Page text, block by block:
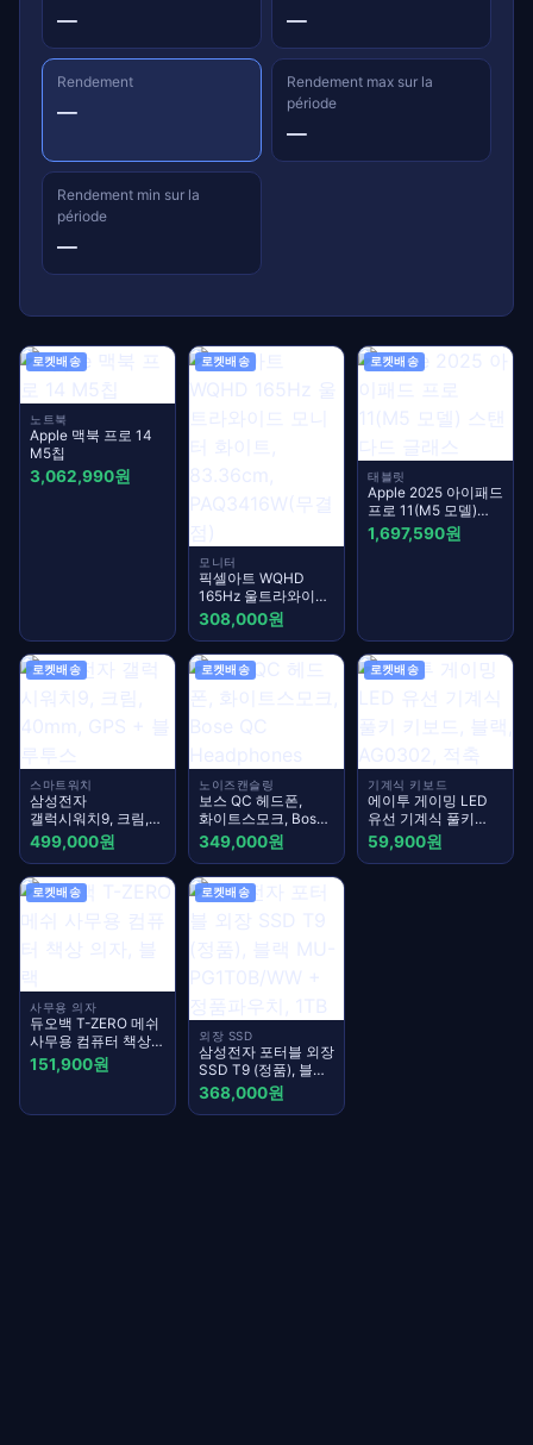
— —
Rendement
—
Rendement max sur la
période
—
Rendement min sur la
période
—
로켓배송
노트북
Apple 맥북 프로 14
M5칩
3,062,990원
로켓배송
모니터
픽셀아트 WQHD
165Hz 울트라와이드
모니터 화이트,
83.36cm,
PAQ3416W(무결점)
308,000원
로켓배송
태블릿
Apple 2025 아이패드
프로 11(M5 모델)
스탠다드 글래스
1,697,590원
로켓배송
스마트워치
삼성전자
갤럭시워치9, 크림,
40mm, GPS +
블루투스
499,000원
로켓배송
노이즈캔슬링
보스 QC 헤드폰,
화이트스모크, Bose
QC Headphones
349,000원
로켓배송
기계식 키보드
에이투 게이밍 LED
유선 기계식 풀키
키보드, 블랙,
AG0302, 적축
59,900원
로켓배송
사무용 의자
듀오백 T-ZERO 메쉬
사무용 컴퓨터 책상
의자, 블랙
151,900원
로켓배송
외장 SSD
삼성전자 포터블 외장
SSD T9 (정품), 블랙
MU-PG1T0B/WW +
정품파우치, 1TB
368,000원